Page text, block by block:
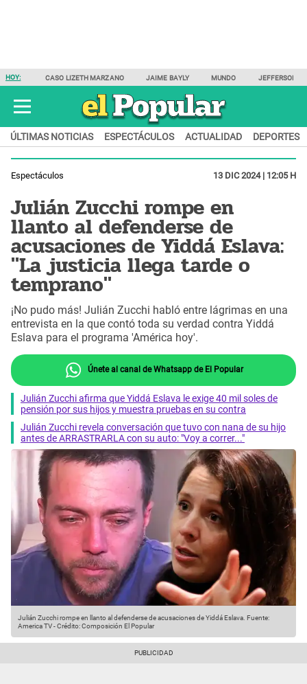
HOY: CASO LIZETH MARZANO JAIME BAYLY MUNDO JEFFERSON
ÚLTIMAS NOTICIAS ESPECTÁCULOS ACTUALIDAD DEPORTES
Espectáculos 13 DIC 2024 | 12:05 H
Julián Zucchi rompe en
llanto al defenderse de
acusaciones de Yiddá Eslava:
"La justicia llega tarde o
temprano"
¡No pudo más! Julián Zucchi habló entre lágrimas en una
entrevista en la que contó toda su verdad contra Yiddá
Eslava para el programa 'América hoy'.
Únete al canal de Whatsapp de El Popular
Julián Zucchi afirma que Yiddá Eslava le exige 40 mil soles de
pensión por sus hijos y muestra pruebas en su contra
Julián Zucchi revela conversación que tuvo con nana de su hijo
antes de ARRASTRARLA con su auto: "Voy a correr..."
Julián Zucchi rompe en llanto al defenderse de acusaciones de Yiddá Eslava. Fuente:
America TV-Crédito: Composición El Popular